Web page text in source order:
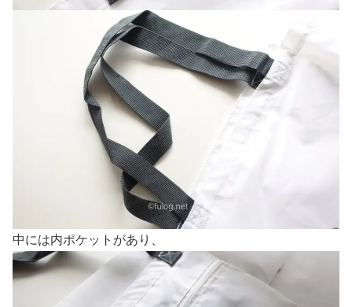
中には内ポケットがあり、